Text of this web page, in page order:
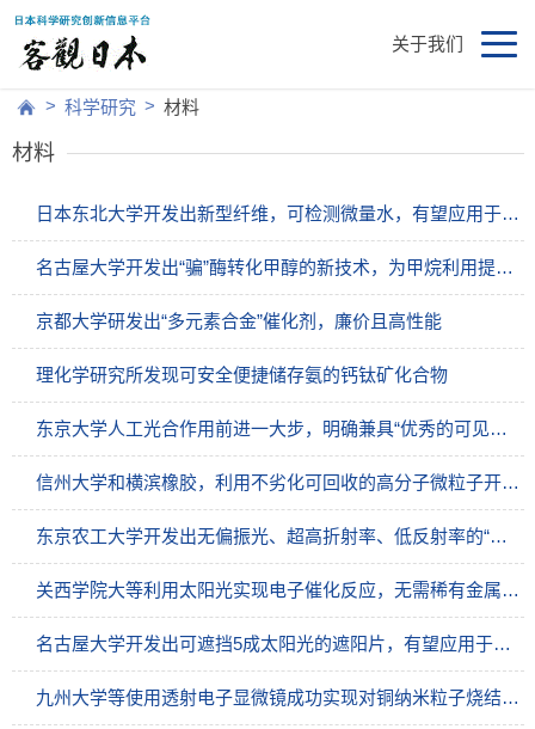
关于我们
> 科学研究 > 材料
材料
日本东北大学开发出新型纤维，可检测微量水，有望应用于精密仪器内的传感器
名古屋大学开发出“骗”酶转化甲醇的新技术，为甲烷利用提供新方案
京都大学研发出“多元素合金”催化剂，廉价且高性能
理化学研究所发现可安全便捷储存氨的钙钛矿化合物
东京大学人工光合作用前进一大步，明确兼具“优秀的可见光吸收能力”和“高耐久性”的光敏化剂开发方针
信州大学和横滨橡胶，利用不劣化可回收的高分子微粒子开发出不易龟裂的橡胶材料
东京农工大学开发出无偏振光、超高折射率、低反射率的“超构表面”新材料
关西学院大等利用太阳光实现电子催化反应，无需稀有金属室温下反应
名古屋大学开发出可遮挡5成太阳光的遮阳片，有望应用于汽车及建筑领域
九州大学等使用透射电子显微镜成功实现对铜纳米粒子烧结过程的四维测量